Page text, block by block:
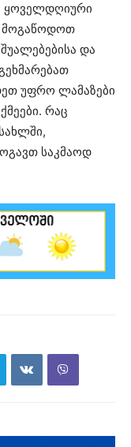
ყოველდღიური
მოგაწოდოთ
და
უფრო ლამაზები
რაც
საკმაოდ